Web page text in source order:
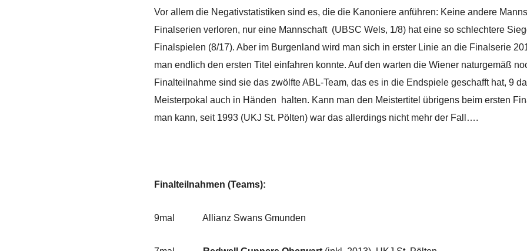
Vor allem die Negativstatistiken sind es, die die Kanoniere anführen: Keine andere
Finalserien verloren, nur eine Mannschaft (UBSC Wels, 1/8) hat eine so schlechtere
Finalspielen (8/17). Aber im Burgenland wird man sich in erster Linie an die Finalserie
man endlich den ersten Titel einfahren konnte. Auf den warten die Wiener naturgemäß
Finalteilnahme sind sie das zwölfte ABL-Team, das es in die Endspiele geschafft hat, 9
Meisterpokal auch in Händen halten. Kann man den Meistertitel übrigens beim ersten
man kann, seit 1993 (UKJ St. Pölten) war das allerdings nicht mehr der Fall….
Finalteilnahmen (Teams):
9mal Allianz Swans Gmunden